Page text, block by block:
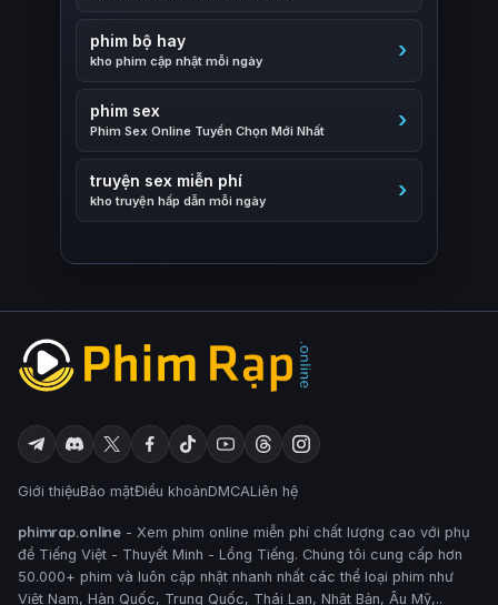
phim bộ hay
kho phim cập nhật mỗi ngày
phim sex
Phim Sex Online Tuyển Chọn Mới Nhất
truyện sex miễn phí
kho truyện hấp dẫn mỗi ngày
Giới thiệuBảo mậtĐiều khoảnDMCALiên hệ
phimrap.online - Xem phim online miễn phí chất lượng cao với phụ
đề Tiếng Việt - Thuyết Minh - Lồng Tiếng. Chúng tôi cung cấp hơn
50.000+ phim và luôn cập nhật nhanh nhất các thể loại phim như
Việt Nam, Hàn Quốc, Trung Quốc, Thái Lan, Nhật Bản, Âu Mỹ,..